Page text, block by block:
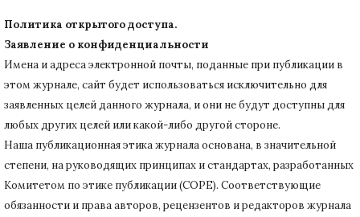
Политика открытого доступа.
Заявление о конфиденциальности
Имена и адреса электронной почты, поданные при публикации в
этом журнале, сайт будет использоваться исключительно для
заявленных целей данного журнала, и они не будут доступны для
любых других целей или какой-либо другой стороне.
Наша публикационная этика журнала основана, в значительной
степени, на руководящих принципах и стандартах, разработанных
Комитетом по этике публикации (COPE). Соответствующие
обязанности и права авторов, рецензентов и редакторов журнала